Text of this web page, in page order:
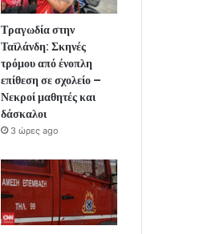
Τραγωδία στην
Ταϊλάνδη: Σκηνές
τρόμου από ένοπλη
επίθεση σε σχολείο –
Νεκροί μαθητές και
δάσκαλοι
3 ώρες ago